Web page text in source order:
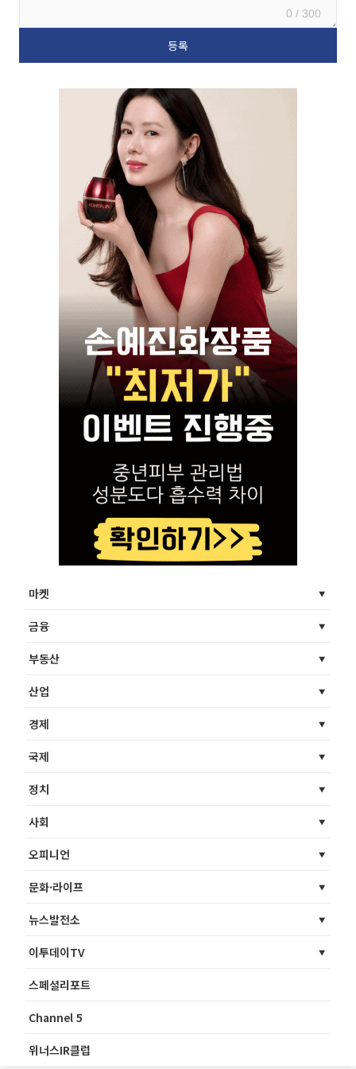
0 / 300
마켓
금융
부동산
산업
경제
국제
정치
사회
오피니언
문화·라이프
뉴스발전소
이투데이TV
스페셜리포트
Channel 5
위너스IR클럽